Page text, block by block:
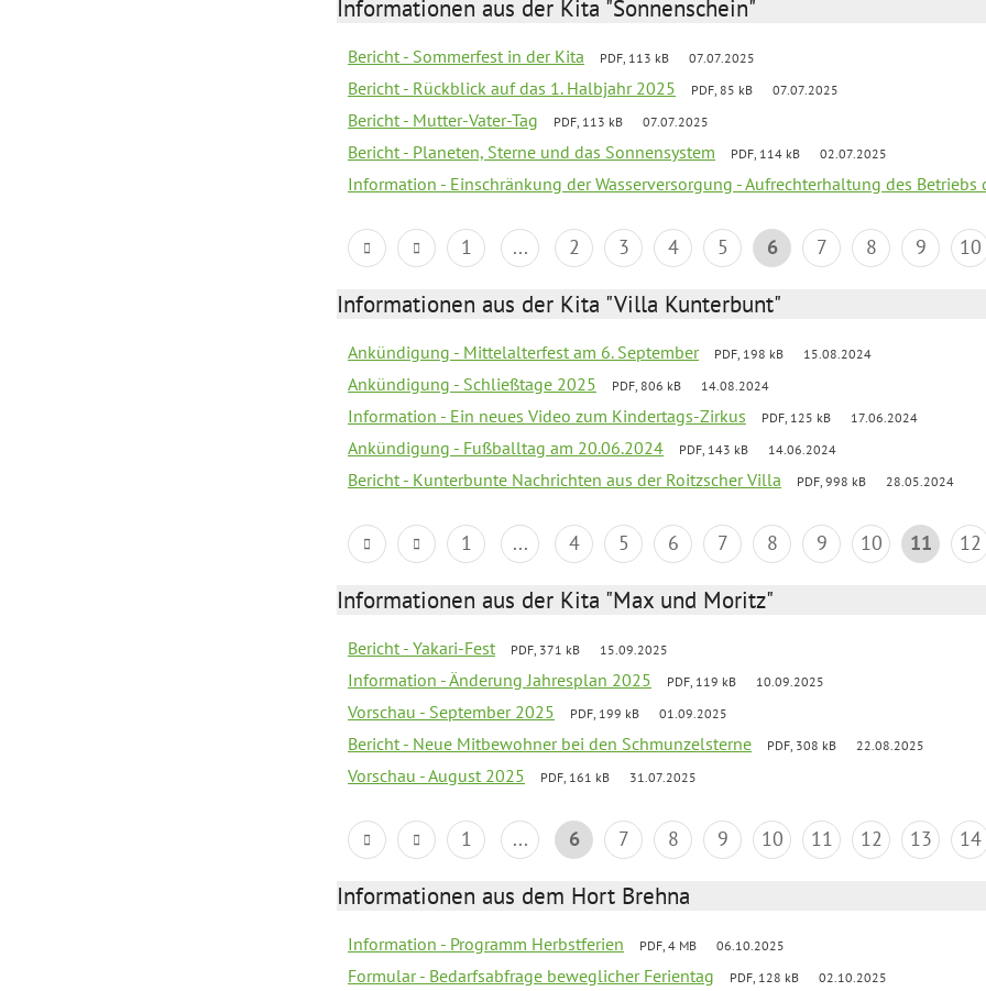
Informationen aus der Kita "Sonnenschein"
Bericht - Sommerfest in der Kita PDF, 113 kB 07.07.2025
Bericht - Rückblick auf das 1. Halbjahr 2025 PDF, 85 kB 07.07.2025
Bericht - Mutter-Vater-Tag PDF, 113 kB 07.07.2025
Bericht - Planeten, Sterne und das Sonnensystem PDF, 114 kB 02.07.2025
Information - Einschränkung der Wasserversorgung - Aufrechterhaltung des Betriebs
1 ... 2 3 4 5 6 7 8 9 10
Informationen aus der Kita "Villa Kunterbunt"
Ankündigung - Mittelalterfest am 6. September PDF, 198 kB 15.08.2024
Ankündigung - Schließtage 2025 PDF, 806 kB 14.08.2024
Information - Ein neues Video zum Kindertags-Zirkus PDF, 125 kB 17.06.2024
Ankündigung - Fußballtag am 20.06.2024 PDF, 143 kB 14.06.2024
Bericht - Kunterbunte Nachrichten aus der Roitzscher Villa PDF, 998 kB 28.05.2024
1 ... 4 5 6 7 8 9 10 11 12
Informationen aus der Kita "Max und Moritz"
Bericht - Yakari-Fest PDF, 371 kB 15.09.2025
Information - Änderung Jahresplan 2025 PDF, 119 kB 10.09.2025
Vorschau - September 2025 PDF, 199 kB 01.09.2025
Bericht - Neue Mitbewohner bei den Schmunzelsterne PDF, 308 kB 22.08.2025
Vorschau - August 2025 PDF, 161 kB 31.07.2025
1 ... 6 7 8 9 10 11 12 13 14
Informationen aus dem Hort Brehna
Information - Programm Herbstferien PDF, 4 MB 06.10.2025
Formular - Bedarfsabfrage beweglicher Ferientag PDF, 128 kB 02.10.2025